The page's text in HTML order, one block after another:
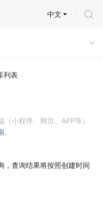
中文
列表
小程序、网页、APP等）
。
，查询结果将按照创建时间